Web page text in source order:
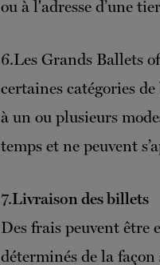
ou à l'adresse d’une
6.Les Grands Ballets
certaines catégories
à un ou plusieurs
temps et ne peuvent
7.Livraison des billets
Des frais peuvent être
déterminés de la façon